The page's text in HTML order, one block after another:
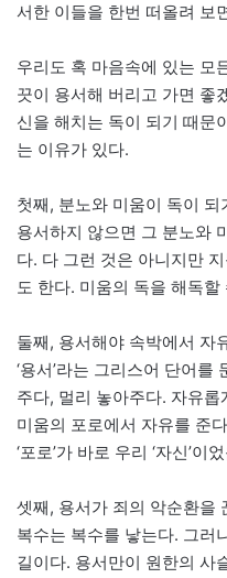
서한 이들을 한번 떠올려 보
우리도 혹 마음속에 있는 모
끗이 용서해 버리고 가면 좋
신을 해치는 독이 되기 때문
는 이유가 있다.
첫째, 분노와 미움이 독이 되
용서하지 않으면 그 분노와
다. 다 그런 것은 아니지만
도 한다. 미움의 독을 해독
둘째, 용서해야 속박에서 자
‘용서’라는 그리스어 단어를
주다, 멀리 놓아주다. 자유롭
미움의 포로에서 자유를 준
‘포로’가 바로 우리 ‘자신’이
셋째, 용서가 죄의 악순환을
복수는 복수를 낳는다. 그러
길이다. 용서만이 원한의 사